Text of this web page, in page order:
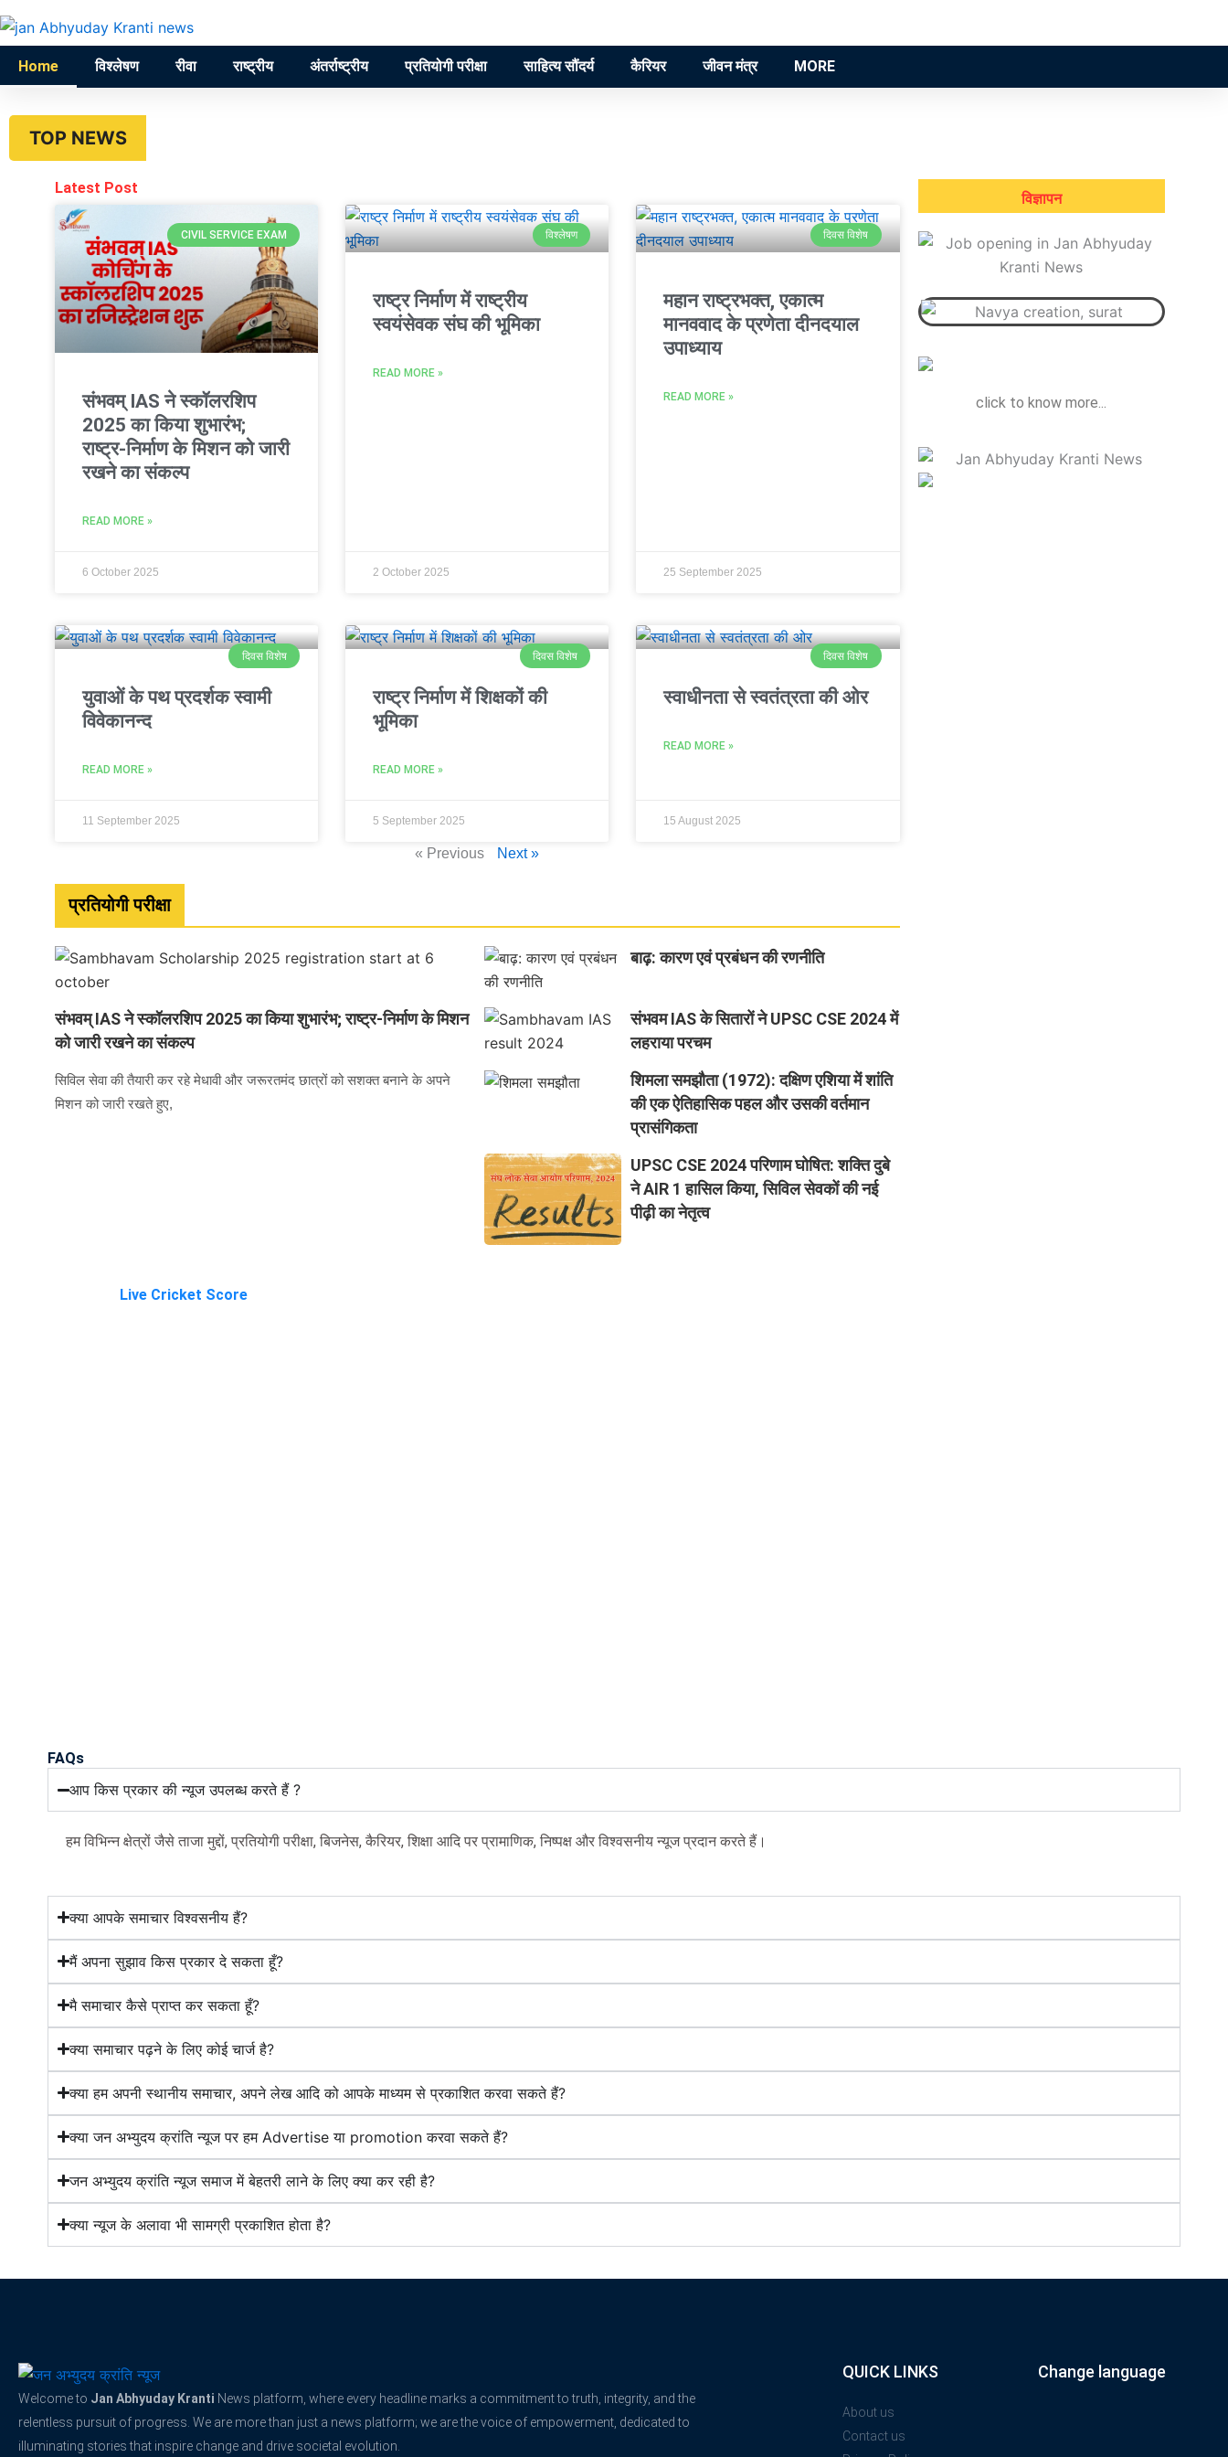
Skip
to
content
Home विश्लेषण रीवा राष्ट्रीय अंतर्राष्ट्रीय प्रतियोगी परीक्षा साहित्य सौंदर्य कैरियर जीवन मंत्र MORE
TOP NEWS
Latest Post
CIVIL SERVICE EXAM
संभवम् IAS ने स्कॉलरशिप
2025 का किया शुभारंभ;
राष्ट्र-निर्माण के मिशन को जारी
रखने का संकल्प
READ MORE »
6 October 2025
विश्लेषण
राष्ट्र निर्माण में राष्ट्रीय
स्वयंसेवक संघ की भूमिका
READ MORE »
2 October 2025
दिवस विशेष
महान राष्ट्रभक्त, एकात्म
मानववाद के प्रणेता दीनदयाल
उपाध्याय
READ MORE »
25 September 2025
दिवस विशेष
युवाओं के पथ प्रदर्शक स्वामी
विवेकानन्द
READ MORE »
11 September 2025
दिवस विशेष
राष्ट्र निर्माण में शिक्षकों की
भूमिका
READ MORE »
5 September 2025
दिवस विशेष
स्वाधीनता से स्वतंत्रता की ओर
READ MORE »
15 August 2025
« Previous Next »
प्रतियोगी परीक्षा
संभवम् IAS ने स्कॉलरशिप 2025 का किया शुभारंभ; राष्ट्र-निर्माण के मिशन
को जारी रखने का संकल्प
सिविल सेवा की तैयारी कर रहे मेधावी और जरूरतमंद छात्रों को सशक्त बनाने के अपने
मिशन को जारी रखते हुए,
बाढ़: कारण एवं प्रबंधन की रणनीति
संभवम IAS के सितारों ने UPSC CSE 2024 में
लहराया परचम
शिमला समझौता (1972): दक्षिण एशिया में शांति
की एक ऐतिहासिक पहल और उसकी वर्तमान
प्रासंगिकता
UPSC CSE 2024 परिणाम घोषित: शक्ति दुबे
ने AIR 1 हासिल किया, सिविल सेवकों की नई
पीढ़ी का नेतृत्व
विज्ञापन
click to know more...
Live Cricket Score
FAQs
आप किस प्रकार की न्यूज उपलब्ध करते हैं ?
हम विभिन्न क्षेत्रों जैसे ताजा मुद्दों, प्रतियोगी परीक्षा, बिजनेस, कैरियर, शिक्षा आदि पर प्रामाणिक, निष्पक्ष और विश्वसनीय न्यूज प्रदान करते हैं।
क्या आपके समाचार विश्वसनीय हैं?
मैं अपना सुझाव किस प्रकार दे सकता हूँ?
मै समाचार कैसे प्राप्त कर सकता हूँ?
क्या समाचार पढ़ने के लिए कोई चार्ज है?
क्या हम अपनी स्थानीय समाचार, अपने लेख आदि को आपके माध्यम से प्रकाशित करवा सकते हैं?
क्या जन अभ्युदय क्रांति न्यूज पर हम Advertise या promotion करवा सकते हैं?
जन अभ्युदय क्रांति न्यूज समाज में बेहतरी लाने के लिए क्या कर रही है?
क्या न्यूज के अलावा भी सामग्री प्रकाशित होता है?
Welcome to Jan Abhyuday Kranti News platform, where every headline marks a commitment to truth, integrity, and the
relentless pursuit of progress. We are more than just a news platform; we are the voice of empowerment, dedicated to
illuminating stories that inspire change and drive societal evolution.
QUICK LINKS
About us
Contact us
Change language